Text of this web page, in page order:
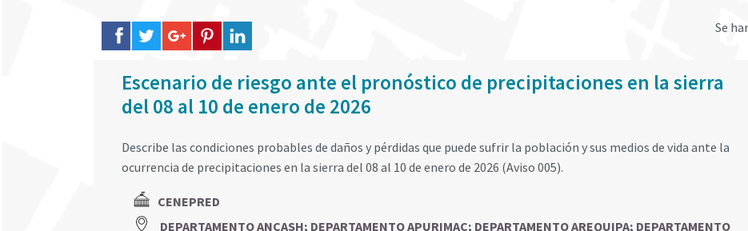
Se
Escenario de riesgo ante el pronóstico de precipitaciones en la sierra
del 08 al 10 de enero de 2026
Describe las condiciones probables de daños y pérdidas que puede sufrir la población y sus medios de vida ante la
ocurrencia de precipitaciones en la sierra del 08 al 10 de enero de 2026 (Aviso 005).
CENEPRED
DEPARTAMENTO ANCASH; DEPARTAMENTO APURIMAC; DEPARTAMENTO AREQUIPA; DEPARTAMENTO